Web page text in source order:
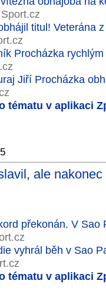
Sport.cz
titul! Veterána
Procházka
Jiří Procházka
tématu v aplikaci
ale
překonán. V Sao
vyhrál běh v Sao
tématu v aplikaci